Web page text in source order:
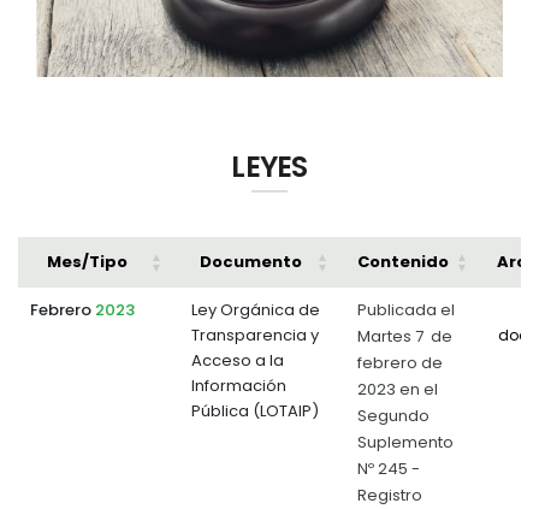
Obras y proyectos
LEYES
Mes/Tipo Documento Contenido
Febrero 2023
Ley Orgánica de
Transparencia y
Acceso a la
Información
Pública (LOTAIP)
Publicada el
Martes 7 de
febrero de
2023 en el
Segundo
Suplemento
Nº 245 -
Registro